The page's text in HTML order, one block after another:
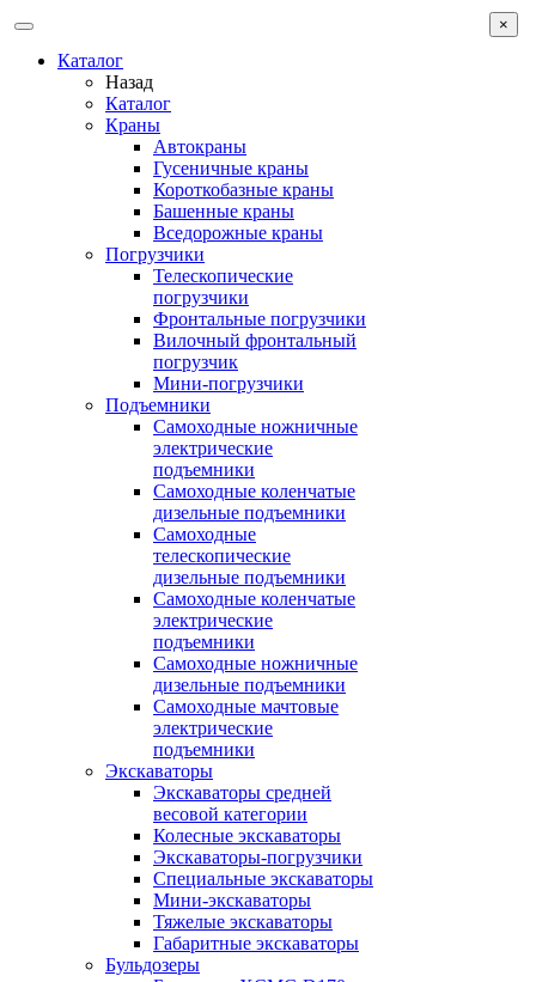
Каталог
Назад
Каталог
Краны
Автокраны
Гусеничные краны
Короткобазные краны
Башенные краны
Вcедорожные краны
Погрузчики
Телескопические
погрузчики
Фронтальные погрузчики
Вилочный фронтальный
погрузчик
Мини-погрузчики
Подъемники
Самоходные ножничные
электрические
подъемники
Самоходные коленчатые
дизельные подъемники
Самоходные
телескопические
дизельные подъемники
Самоходные коленчатые
электрические
подъемники
Самоходные ножничные
дизельные подъемники
Самоходные мачтовые
электрические
подъемники
Экскаваторы
Экскаваторы средней
весовой категории
Колесные экскаваторы
Экскаваторы-погрузчики
Специальные экскаваторы
Мини-экскаваторы
Тяжелые экскаваторы
Габаритные экскаваторы
Бульдозеры
×